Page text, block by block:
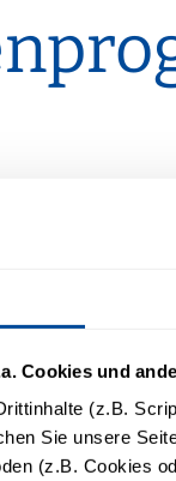
Cookies und
(z.B.
Sie unsere
(z.B. Cookies
Zeit rufen,
für die
Mal aktiv, mal